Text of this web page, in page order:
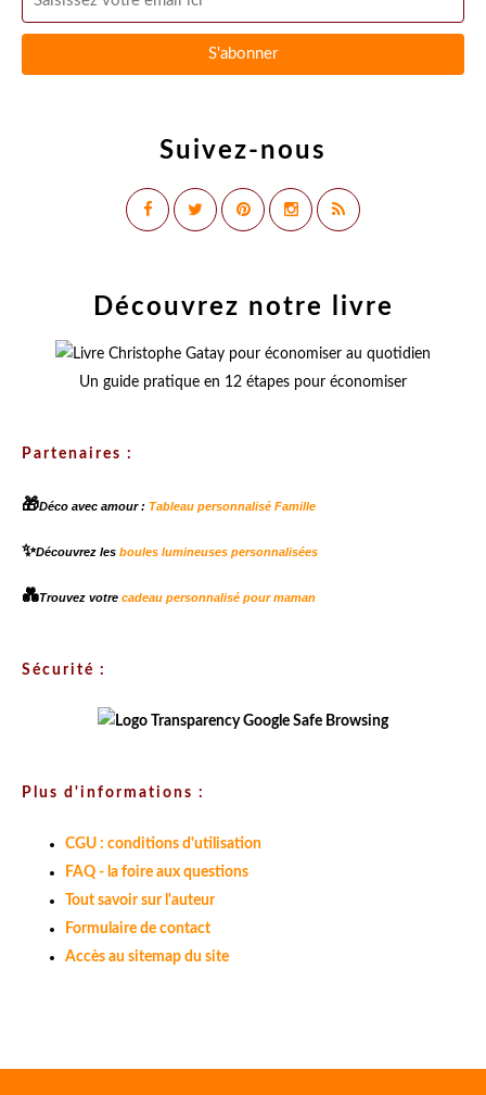
Suivez-nous
Découvrez notre livre
Un guide pratique en 12 étapes pour économiser
Partenaires :
🎁Déco avec amour : Tableau personnalisé Famille
✨Découvrez les boules lumineuses personnalisées
💑Trouvez votre cadeau personnalisé pour maman
Sécurité :
Plus d'informations :
CGU : conditions d'utilisation
FAQ - la foire aux questions
Tout savoir sur l'auteur
Formulaire de contact
Accès au sitemap du site